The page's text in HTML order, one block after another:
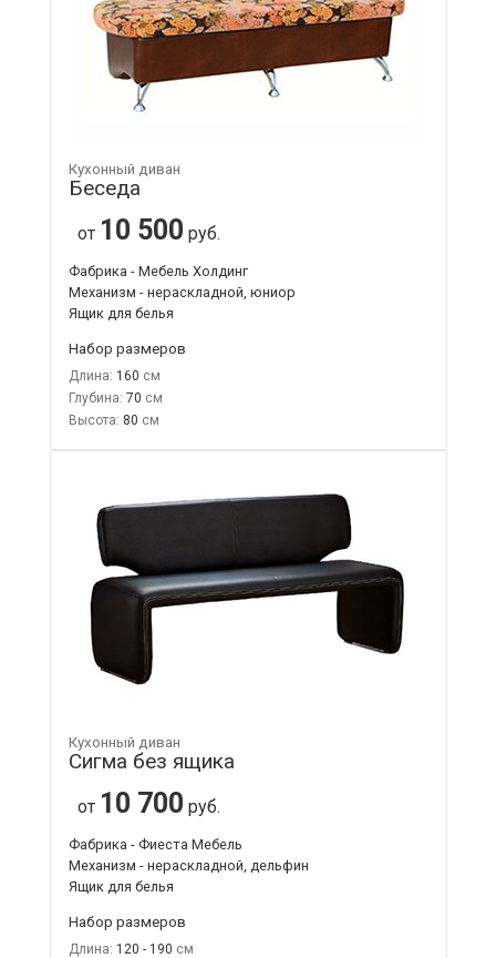
Кухонный диван
Беседа
от 10 500 руб.
Фабрика - Мебель Холдинг
Механизм - нераскладной, юниор
Ящик для белья
Набор размеров
Длина: 160
Глубина: 70
Высота: 80
Кухонный диван
Сигма без ящика
от 10 700 руб.
Фабрика - Фиеста Мебель
Механизм - нераскладной, дельфин
Ящик для белья
Набор размеров
Длина: 120 - 190